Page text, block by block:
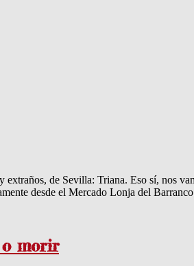
de Sevilla: Triana. Eso sí, nos
desde el Mercado Lonja del
o morir